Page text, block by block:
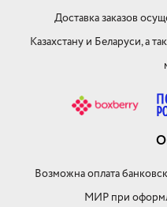
Доставка заказов
Казахстану и Беларуси, а
Возможна оплата
МИР при